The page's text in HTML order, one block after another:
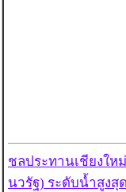
ชลประทานเชียงให
นวรัฐ) ระดับน้ำสูงสุ